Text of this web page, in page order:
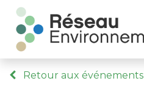
Retour aux événements